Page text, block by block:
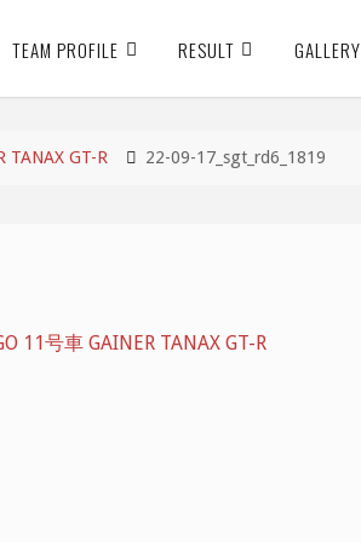
TEAM PROFILE RESULT GALLERY
TANAX GT-R 22-09-17_sgt_rd6_1819
11号車 GAINER TANAX GT-R